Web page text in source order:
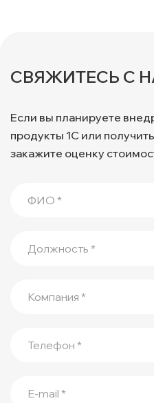
СВЯЖИТЕСЬ С
Если вы планируете
продукты 1С или
закажите оценку
ФИО *
Должность *
Компания *
Телефон *
E-mail *